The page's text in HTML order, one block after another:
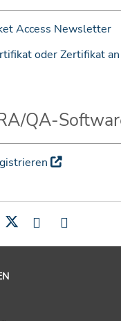
Access Newsletter
oder Zertifikat
QA-